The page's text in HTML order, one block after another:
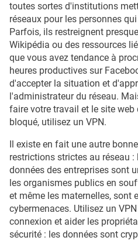
toutes sortes d'institutions
réseaux pour les personnes
Parfois, ils restreignent
Wikipédia ou des ressources
que vous avez tendance à
heures productives sur
d'accepter la situation et
l'administrateur du réseau.
faire votre travail et le site
bloqué, utilisez un VPN.
Il existe en fait une autre
restrictions strictes au réseau
données des entreprises sont
les organismes publics en
et même les maternelles, sont
cybermenaces. Utilisez un
connexion et aider les
sécurité : les données sont